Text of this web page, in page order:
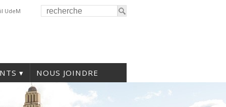
UdeM
NOUS JOINDRE